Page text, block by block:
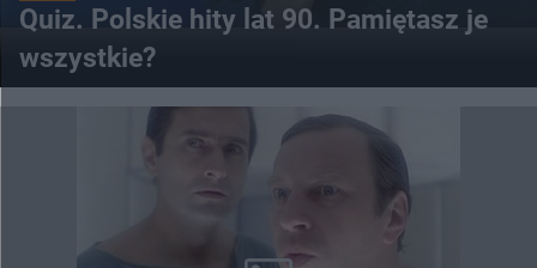
Quiz. Polskie hity lat 90. Pamiętasz je
wszystkie?